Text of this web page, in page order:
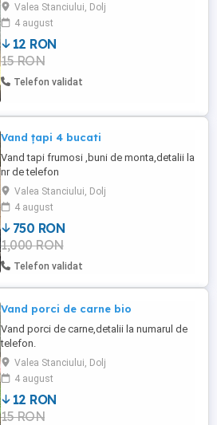
Valea Stanciului, Dolj
4 august
12 RON
15 RON
Telefon validat
Vand țapi 4 bucati
Vand tapi frumosi ,buni de monta,detalii la
nr de telefon
Valea Stanciului, Dolj
4 august
750 RON
1,000 RON
Telefon validat
Vand porci de carne bio
Vand porci de carne,detalii la numarul de
telefon.
Valea Stanciului, Dolj
4 august
12 RON
15 RON